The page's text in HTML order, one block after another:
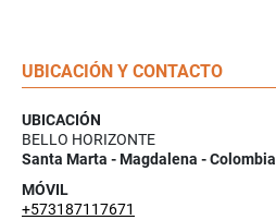
UBICACIÓN Y CONTACTO
UBICACIÓN
BELLO HORIZONTE
Santa Marta - Magdalena - Colombia
MÓVIL
+573187117671